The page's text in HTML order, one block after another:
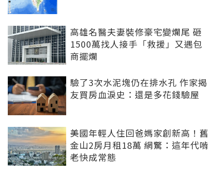
高雄名醫夫妻裝修豪宅變爛尾 砸
1500萬找人接手「救援」又遇包
商擺爛
驗了3次水泥塊仍在排水孔 作家揭
友買房血淚史：還是多花錢驗屋
美國年輕人住回爸媽家創新高！舊
金山2房月租18萬 網驚：這年代啃
老快成常態